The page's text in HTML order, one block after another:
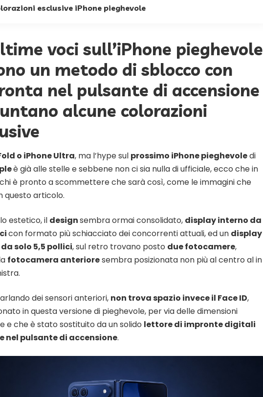
esclusive iPhone pieghevole
voci sull’iPhone pieghevole
un metodo di sblocco con
nel pulsante di accensione
alcune colorazioni
o iPhone Ultra, ma l’hype sul prossimo iPhone pieghevoledi
è già alle stelle e sebbene non ci sia nulla di ufficiale, ecco che in
è pronto a scommettere che sarà così, come le immagini che
questo articolo.
estetico, il designsembra ormai consolidato, display interno da
con formato più schiacciato dei concorrenti attuali, ed un display
solo 5,5 pollici, sul retro trovano posto due fotocamere,
fotocamera anterioresembra posizionata non più al centro al in
dei sensori anteriori, non trova spazio invece il Face ID,
in questa versione di pieghevole, per via delle dimensioni
e che è stato sostituito da un solido lettore di impronte digitali
nel pulsante di accensione.